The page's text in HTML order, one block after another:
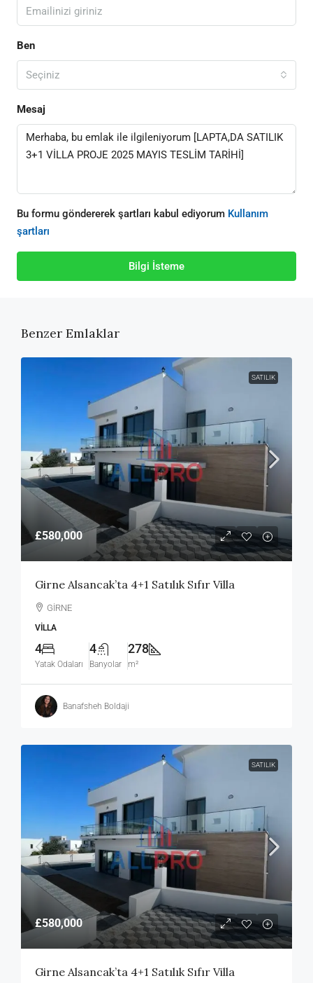
Ben
Seçiniz
Mesaj
Bu formu göndererek şartları kabul ediyorum Kullanım
şartları
Bilgi İsteme
Benzer Emlaklar
SATILIK
£580,000
Girne Alsancak’ta 4+1 Satılık Sıfır Villa
GİRNE
VILLA
4
Yatak Odaları
4
Banyolar
278
m²
Banafsheh Boldaji
SATILIK
£580,000
Girne Alsancak’ta 4+1 Satılık Sıfır Villa